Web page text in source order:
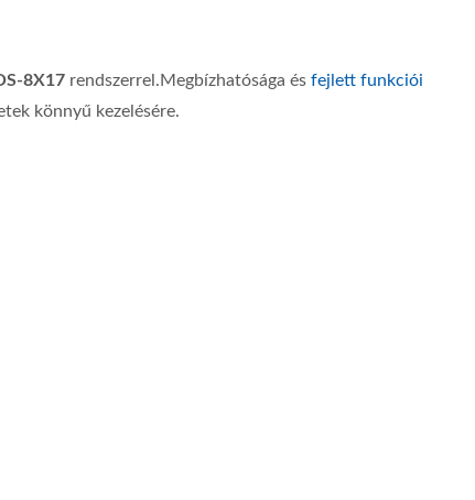
8X17 rendszerrel.Megbízhatósága és fejlett funkciói
könnyű kezelésére.